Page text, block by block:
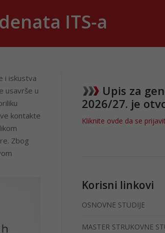
ITS-a
i iskustva
usavrše u
kontakte
Zbog
Upis za
2026/27. je
Kliknite ovde da se
Korisni linkovi
OSNOVNE STUDIJE
MASTER STRUKOVNE